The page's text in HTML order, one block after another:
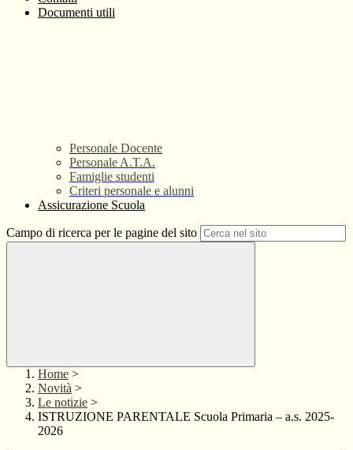
Documenti utili
Personale Docente
Personale A.T.A.
Famiglie studenti
Criteri personale e alunni
Assicurazione Scuola
Campo di ricerca per le pagine del sito
Home >
Novità >
Le notizie >
ISTRUZIONE PARENTALE Scuola Primaria – a.s. 2025-
2026